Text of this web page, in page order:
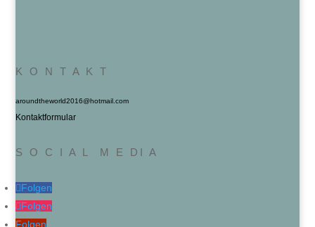
K O N T A K T
aroundtheworld2016@hotmail.com
Kontaktformular
S O C I A L M E DI A
Folgen
Folgen
Folgen